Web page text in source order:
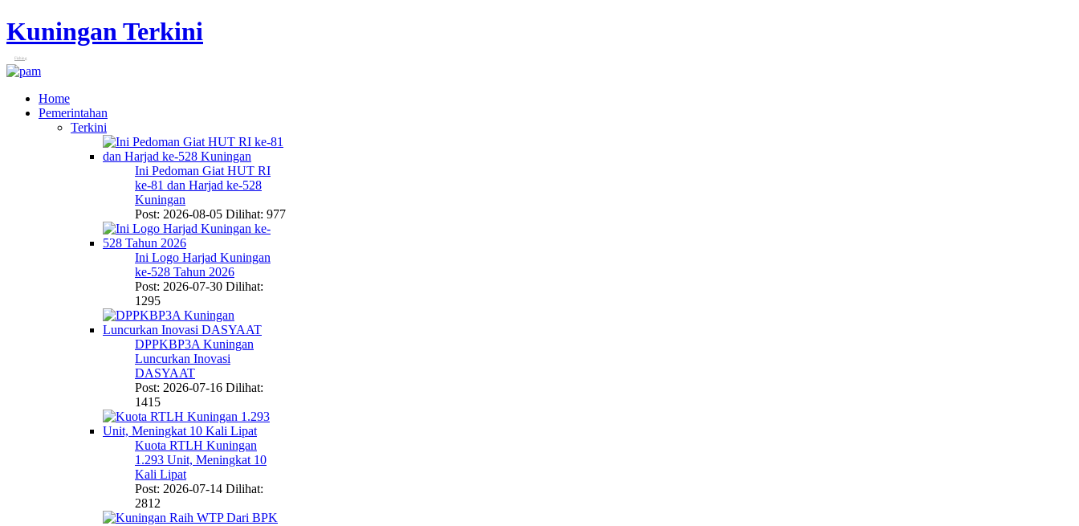
Kuningan Terkini
Home
Pemerintahan
Terkini
Ini Pedoman Giat HUT RI
ke-81 dan Harjad ke-528
Kuningan
Post: 2026-08-05 Dilihat: 977
Ini Logo Harjad Kuningan
ke-528 Tahun 2026
Post: 2026-07-30 Dilihat:
1295
DPPKBP3A Kuningan
Luncurkan Inovasi
DASYAAT
Post: 2026-07-16 Dilihat:
1415
Kuota RTLH Kuningan
1.293 Unit, Meningkat 10
Kali Lipat
Post: 2026-07-14 Dilihat:
2812
Fishing